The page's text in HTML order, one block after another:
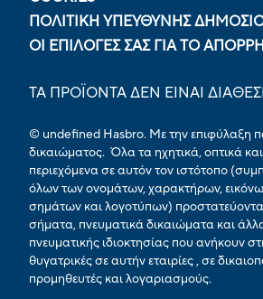
ΠΟΛΙΤΙΚΉ ΥΠΕΎΘΥΝΗΣ
ΟΙ ΕΠΙΛΟΓΈΣ ΣΑΣ ΓΙΑ ΤΟ
ΤΑ ΠΡΟΪΟΝΤΑ ΔΕΝ ΕΙΝΑΙ
© undefined Hasbro. Με την επιφύλαξη
δικαιώματος. Όλα τα ηχητικά, οπτικά και
περιεχόμενα σε αυτόν τον ιστότοπο
όλων των ονομάτων, χαρακτήρων,
σημάτων και λογοτύπων)
σήματα, πνευματικά δικαιώματα και
πνευματικής ιδιοκτησίας που ανήκουν
θυγατρικές σε αυτήν εταιρίες , σε
προμηθευτές και λογαριασμούς.